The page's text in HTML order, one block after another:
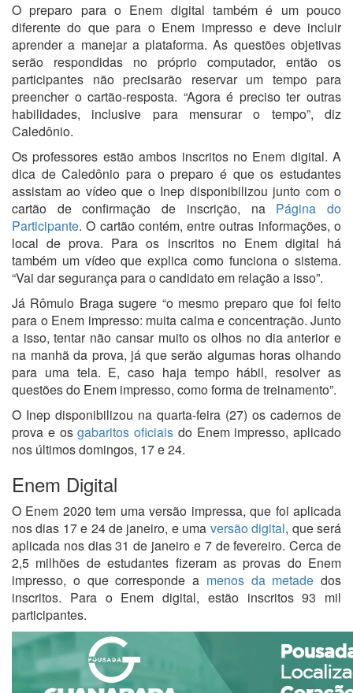
O preparo para o Enem digital também é um pouco
diferente do que para o Enem impresso e deve incluir
aprender a manejar a plataforma. As questões objetivas
serão respondidas no próprio computador, então os
participantes não precisarão reservar um tempo para
preencher o cartão-resposta. “Agora é preciso ter outras
habilidades, inclusive para mensurar o tempo”, diz
Caledônio.
Os professores estão ambos inscritos no Enem digital. A
dica de Caledônio para o preparo é que os estudantes
assistam ao vídeo que o Inep disponibilizou junto com o
cartão de confirmação de inscrição, naPágina do
Participante. O cartão contém, entre outras informações, o
local de prova. Para os inscritos no Enem digital há
também um vídeo que explica como funciona o sistema.
“Vai dar segurança para o candidato em relação a isso”.
Já Rômulo Braga sugere “o mesmo preparo que foi feito
para o Enem impresso: muita calma e concentração. Junto
a isso, tentar não cansar muito os olhos no dia anterior e
na manhã da prova, já que serão algumas horas olhando
para uma tela. E, caso haja tempo hábil, resolver as
questões do Enem impresso, como forma de treinamento”.
O Inep disponibilizou na quarta-feira (27) os cadernos de
prova e osgabaritos oficiais do Enem impresso, aplicado
nos últimos domingos, 17 e 24.
Enem Digital
O Enem 2020 tem uma versão impressa, que foi aplicada
nos dias 17 e 24 de janeiro, e uma versão digital, que será
aplicada nos dias 31 de janeiro e 7 de fevereiro. Cerca de
2,5 milhões de estudantes fizeram as provas do Enem
impresso, o que corresponde a menos da metade dos
inscritos. Para o Enem digital, estão inscritos 93 mil
participantes.